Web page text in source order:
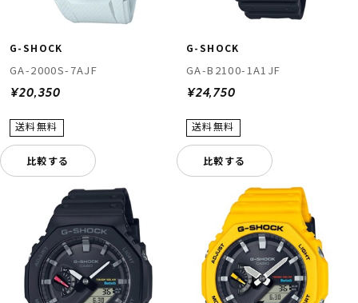
G-SHOCK
GA-2000S-7AJF
¥20,350
比較する
G-SHOCK
GA-B2100-1A1JF
¥24,750
比較する